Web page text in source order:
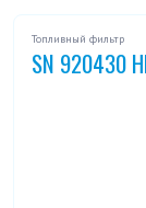
Топливный фильтр
SN 920430